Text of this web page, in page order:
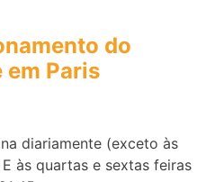
do
em Paris
na diariamente (exceto às
às quartas e sextas feiras